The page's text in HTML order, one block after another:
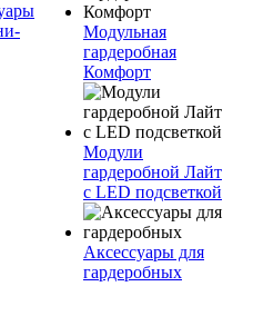
Модульная
гардеробная
Комфорт
Модули
гардеробной Лайт
с LED подсветкой
Аксессуары для
гардеробных